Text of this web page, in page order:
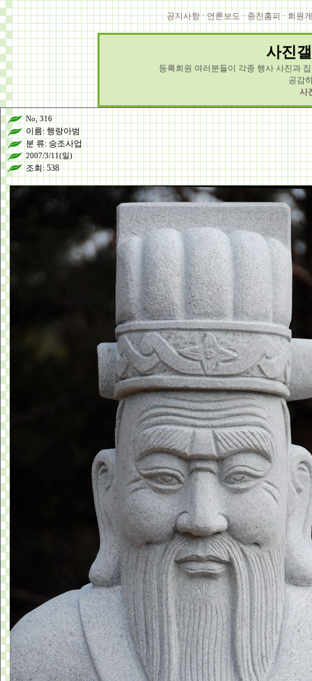
공지사항·언론보도·종친홈피·회원
사진
등록회원 여러분들이 각종 행사 사진과
공감
사
No, 316
이름: 행랑아범
분 류: 숭조사업
2007/3/11(일)
조회: 538